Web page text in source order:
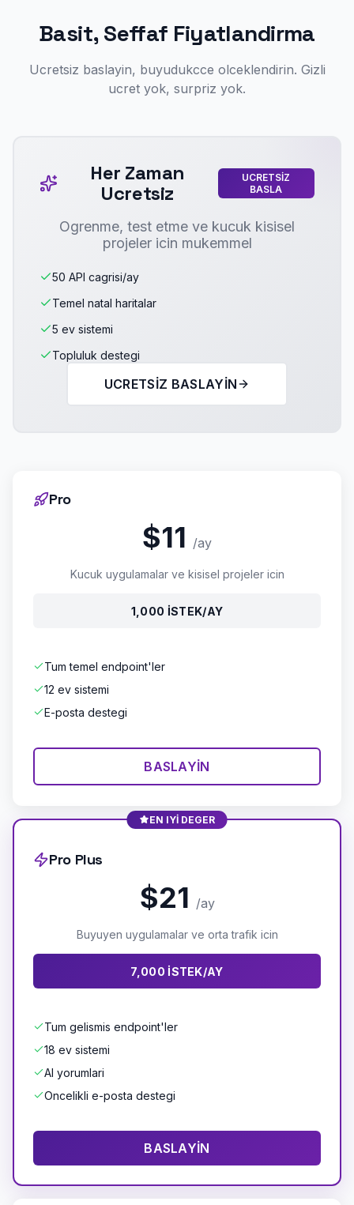
Basit, Seffaf Fiyatlandirma
Ucretsiz baslayin, buyudukcce olceklendirin. Gizli
ucret yok, surpriz yok.
Her Zaman
Ucretsiz
UCRETSIZ
BASLA
Ogrenme, test etme ve kucuk kisisel
projeler icin mukemmel
50 API cagrisi/ay
Temel natal haritalar
5 ev sistemi
Topluluk destegi
UCRETSIZ BASLAYIN
Pro
$11 /ay
Kucuk uygulamalar ve kisisel projeler icin
1,000 ISTEK/AY
Tum temel endpoint'ler
12 ev sistemi
E-posta destegi
BASLAYIN
EN IYI DEGER
Pro Plus
$21 /ay
Buyuyen uygulamalar ve orta trafik icin
7,000 ISTEK/AY
Tum gelismis endpoint'ler
18 ev sistemi
AI yorumlari
Oncelikli e-posta destegi
BASLAYIN